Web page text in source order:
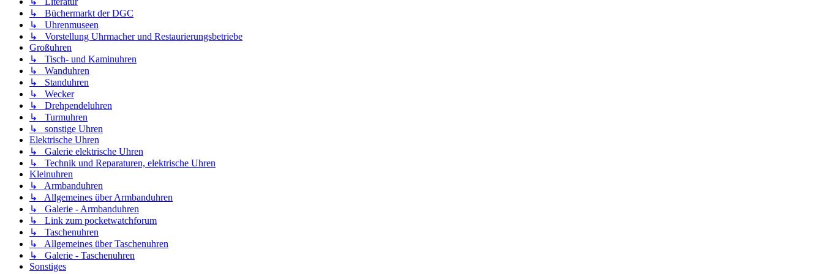
↳ Büchermarkt der DGC
↳ Uhrenmuseen
↳ Vorstellung Uhrmacher und Restaurierungsbetriebe
Großuhren
↳ Tisch- und Kaminuhren
↳ Wanduhren
↳ Standuhren
↳ Wecker
↳ Drehpendeluhren
↳ Turmuhren
↳ sonstige Uhren
Elektrische Uhren
↳ Galerie elektrische Uhren
↳ Technik und Reparaturen, elektrische Uhren
Kleinuhren
↳ Armbanduhren
↳ Allgemeines über Armbanduhren
↳ Galerie - Armbanduhren
↳ Link zum pocketwatchforum
↳ Taschenuhren
↳ Allgemeines über Taschenuhren
↳ Galerie - Taschenuhren
Sonstiges